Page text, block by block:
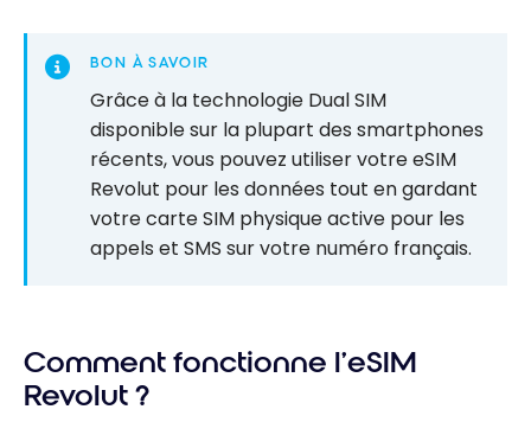
BON À SAVOIR
Grâce à la technologie Dual SIM
disponible sur la plupart des smartphones
récents, vous pouvez utiliser votre eSIM
Revolut pour les données tout en gardant
votre carte SIM physique active pour les
appels et SMS sur votre numéro français.
Comment fonctionne l’eSIM
Revolut ?